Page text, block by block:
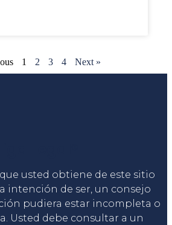
1 2 3 4 Next »
usted obtiene de este sitio
intención de ser, un consejo
pudiera estar incompleta o
Usted debe consultar a un